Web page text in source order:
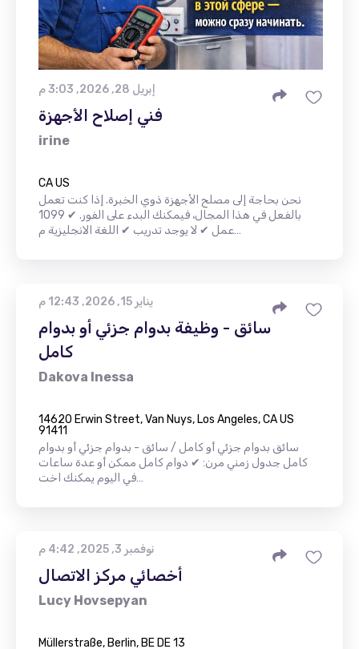
إبريل 28, 2026, 3:03 م
فني إصلاح الأجهزة
irine
CA US
نحن بحاجة إلى مصلح الأجهزة ذوي الخبرة. إذا كنت تعمل
بالفعل في هذا المجال، فيمكنك البدء على الفور. ✔ 1099
عمل ✔ لا يوجد تدريب ✔ اللغة الانجليزية م…
يناير 15, 2026, 12:43 م
سائق - وظيفة بدوام جزئي أو بدوام
كامل
Dakova Inessa
14620 Erwin Street, Van Nuys, Los Angeles, CA US
91411
سائق بدوام جزئي أو كامل / سائق - بدوام جزئي أو بدوام
كامل جدول زمني مرن: ✔ دوام كامل ممكن أو عدة ساعات
في اليوم يمكنك اخت…
نوفمبر 3, 2025, 4:42 م
أخصائي مركز الاتصال
Lucy Hovsepyan
Müllerstraße, Berlin, BE DE 13